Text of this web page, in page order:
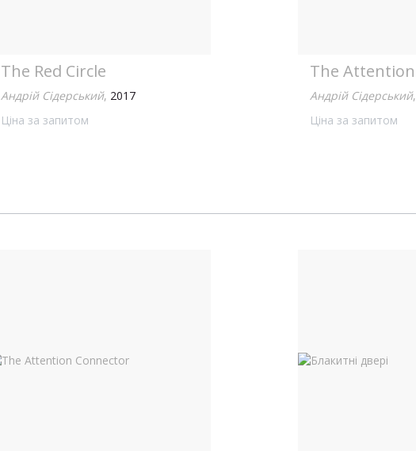
The Red Circle
Андрій Сідерський, 2017
Ціна за запитом
Андрій Сідерський,
Ціна за запитом